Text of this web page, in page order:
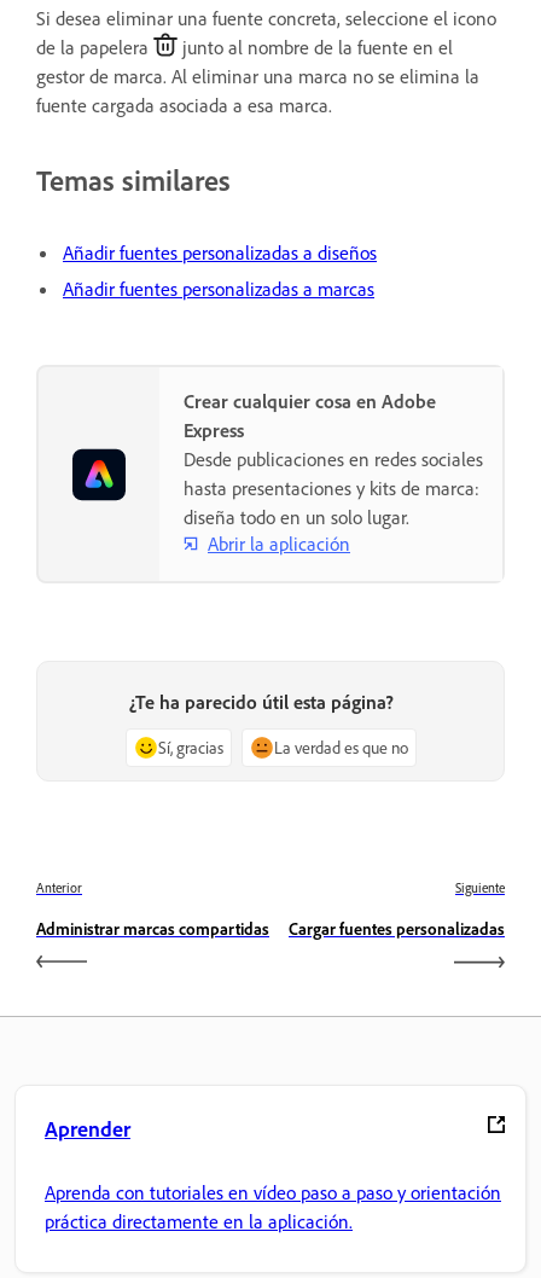
Si desea eliminar una fuente concreta, seleccione el icono
de la papelera
junto al nombre de la fuente en el
gestor de marca. Al eliminar una marca no se elimina la
fuente cargada asociada a esa marca.
Temas similares
Añadir fuentes personalizadas a diseños
Añadir fuentes personalizadas a marcas
Crear cualquier cosa en Adobe
Express
Desde publicaciones en redes sociales
hasta presentaciones y kits de marca:
diseña todo en un solo lugar.
Abrir la aplicación
¿Te ha parecido útil esta página?
Sí, gracias La verdad es que no
Anterior
Administrar marcas compartidas
Siguiente
Cargar fuentes personalizadas
Aprender
Aprenda con tutoriales en vídeo paso a paso y orientación
práctica directamente en la aplicación.